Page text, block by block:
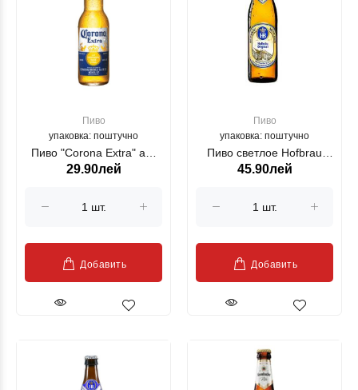
Пиво
упаковка: поштучно
Пиво "Corona Extra" алк
4.5% 0.33L
29.90лей
Добавить
Пиво
упаковка: поштучно
Пиво светлое Hofbrau
Original алк 5.1% 0.5л
45.90лей
Добавить